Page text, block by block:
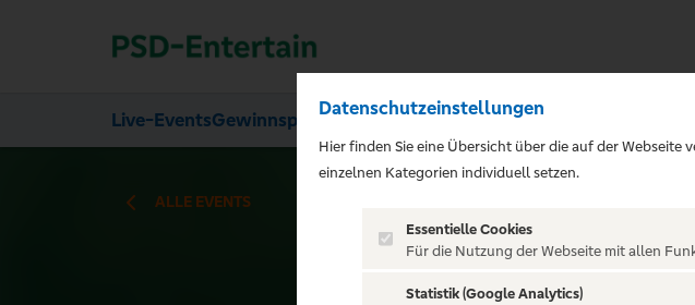
Live-EventsGewinnspieleÜber uns
ALLE EVENTS
Datenschutzeinstellungen
Hier finden Sie eine Übersicht über die auf der
einzelnen Kategorien individuell setzen.
Essentielle Cookies
Für die Nutzung der Webseite mit allen
Statistik (Google Analytics)